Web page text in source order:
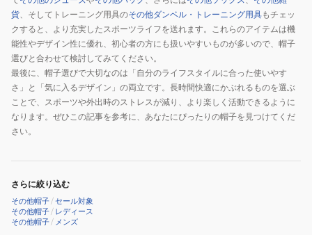
洗
い
可
紫
外
線
対
策
触
冷
感
可
紫
外
線
対
策
接
感
貨、そしてトレーニング用具のその他ダンベル・トレーニング用具もチェッ
クすると、より充実したスポーツライフを送れます。これらのアイテムは機
能性やデザイン性に優れ、初心者の方にも扱いやすいものが多いので、帽子
選びと合わせて検討してみてください。
最後に、帽子選びで大切なのは「自分のライフスタイルに合った使いやす
さ」と「気に入るデザイン」の両立です。長時間快適にかぶれるものを選ぶ
ことで、スポーツや外出時のストレスが減り、より楽しく活動できるように
なります。ぜひこの記事を参考に、あなたにぴったりの帽子を見つけてくだ
さい。
さらに絞り込む
その他帽子/セール対象
その他帽子/ レディース
その他帽子/ メンズ